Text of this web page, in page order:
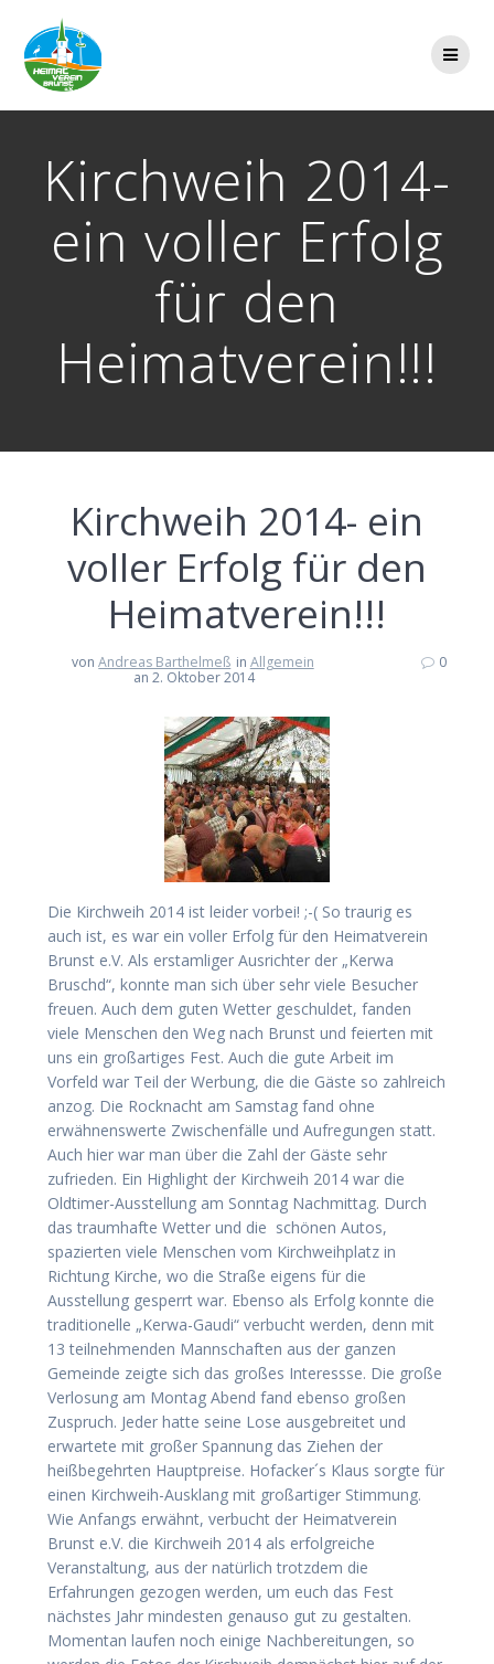
Kirchweih 2014-
ein voller Erfolg
für den
Heimatverein!!!
Kirchweih 2014- ein
voller Erfolg für den
Heimatverein!!!
vonAndreas Barthelmeß in Allgemein
an 2. Oktober 2014
0
Die Kirchweih 2014 ist leider vorbei! ;-( So traurig es
auch ist, es war ein voller Erfolg für den Heimatverein
Brunst e.V. Als erstamliger Ausrichter der „Kerwa
Bruschd“, konnte man sich über sehr viele Besucher
freuen. Auch dem guten Wetter geschuldet, fanden
viele Menschen den Weg nach Brunst und feierten mit
uns ein großartiges Fest. Auch die gute Arbeit im
Vorfeld war Teil der Werbung, die die Gäste so zahlreich
anzog. Die Rocknacht am Samstag fand ohne
erwähnenswerte Zwischenfälle und Aufregungen statt.
Auch hier war man über die Zahl der Gäste sehr
zufrieden. Ein Highlight der Kirchweih 2014 war die
Oldtimer-Ausstellung am Sonntag Nachmittag. Durch
das traumhafte Wetter und die schönen Autos,
spazierten viele Menschen vom Kirchweihplatz in
Richtung Kirche, wo die Straße eigens für die
Ausstellung gesperrt war. Ebenso als Erfolg konnte die
traditionelle „Kerwa-Gaudi“ verbucht werden, denn mit
13 teilnehmenden Mannschaften aus der ganzen
Gemeinde zeigte sich das großes Interessse. Die große
Verlosung am Montag Abend fand ebenso großen
Zuspruch. Jeder hatte seine Lose ausgebreitet und
erwartete mit großer Spannung das Ziehen der
heißbegehrten Hauptpreise. Hofacker´s Klaus sorgte für
einen Kirchweih-Ausklang mit großartiger Stimmung.
Wie Anfangs erwähnt, verbucht der Heimatverein
Brunst e.V. die Kirchweih 2014 als erfolgreiche
Veranstaltung, aus der natürlich trotzdem die
Erfahrungen gezogen werden, um euch das Fest
nächstes Jahr mindesten genauso gut zu gestalten.
Momentan laufen noch einige Nachbereitungen, so